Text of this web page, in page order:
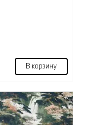
В корзину